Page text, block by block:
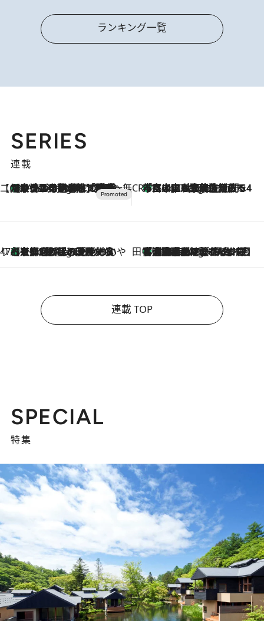
ランキング一覧
SERIES
連載
【CREA×星野リゾート】唯一無二。癒しと発見が待つ場所へ
2 Hours Ago
【トンボの足水浴】ヒノキの香りに包まれて涼感マックス！約13℃の湧水かけ流しを避暑地「星野温泉 トンボの湯」で体験 CREA'S CHOICE
4 Hours Ago
「立川にも歌舞伎があるんだよ」 片岡仁左衛門・市川中車ら豪華座組みで4年目の立川立飛歌舞伎へ
47都道府県の手みやげ ひんやりスイーツで夏を満喫
4 Hours Ago
【京都府】この夏絶対食べたい 冷やしておいしいおやつ3選 ひと口目から心を掴む新緑のテリーヌ 田中稲の勝手に再ブーム
9 Hours Ago
「湘南乃風に憧れて」観客大盛上がりの“タオル回し”に、ラッパー顔負けの高速歌唱まで…さだまさし（74）のアグレッシブすぎる現在地
連載 TOP
SPECIAL
特集